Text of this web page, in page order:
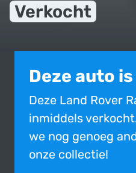
Verkocht
Deze auto
Deze Land Rover
inmiddels
we nog genoeg
onze collectie!